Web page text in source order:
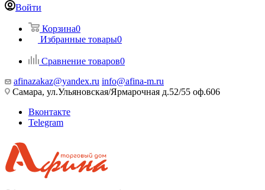
Войти
Корзина0
Избранные товары0
Сравнение товаров0
afinazakaz@yandex.ru info@afina-m.ru
Самара, ул.Ульяновская/Ярмарочная д.52/55 оф.606
Вконтакте
Telegram